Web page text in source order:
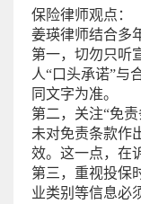
保险律师观点：
姜瑛律师结合多
第一，切勿只听
人“口头承诺”与
同文字为准。
第二，关注“免
未对免责条款作
效。这一点，在
第三，重视投保
业类别等信息必